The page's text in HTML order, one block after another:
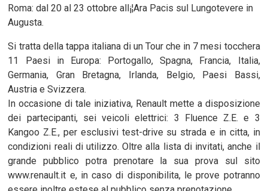
Roma: dal 20 al 23 ottobre all¡¦Ara Pacis sul Lungotevere in
Augusta.
Si tratta della tappa italiana di un Tour che in 7 mesi tocchera
11 Paesi in Europa: Portogallo, Spagna, Francia, Italia,
Germania, Gran Bretagna, Irlanda, Belgio, Paesi Bassi,
Austria e Svizzera.
In occasione di tale iniziativa, Renault mette a disposizione
dei partecipanti, sei veicoli elettrici: 3 Fluence Z.E. e 3
Kangoo Z.E., per esclusivi test-drive su strada e in citta, in
condizioni reali di utilizzo. Oltre alla lista di invitati, anche il
grande pubblico potra prenotare la sua prova sul sito
www.renault.it e, in caso di disponibilita, le prove potranno